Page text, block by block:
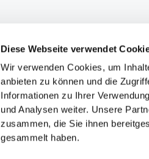
Diese Webseite verwendet
Wir verwenden Cookies, um
anbieten zu können und die
Informationen zu Ihrer
und Analysen weiter. Unsere
zusammen, die Sie ihnen
gesammelt haben.